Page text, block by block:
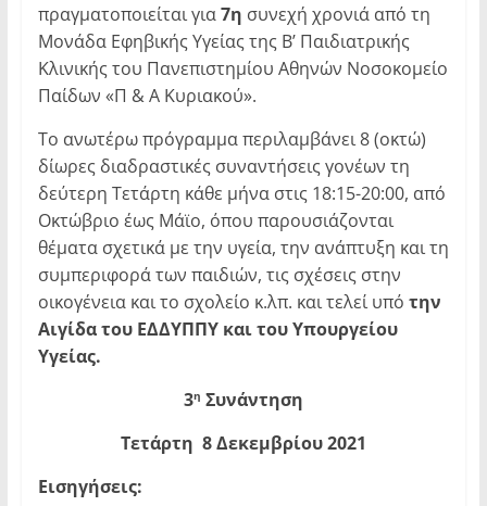
πραγματοποιείται για7η συνεχή χρονιά από τη
Μονάδα Εφηβικής Υγείας της Β’ Παιδιατρικής
Κλινικής του Πανεπιστημίου Αθηνών Νοσοκομείο
Παίδων «Π & Α Κυριακού».
Το ανωτέρω πρόγραμμα περιλαμβάνει 8 (οκτώ)
δίωρες διαδραστικές συναντήσεις γονέων τη
δεύτερη Τετάρτη κάθε μήνα στις 18:15-20:00, από
Οκτώβριο έως Μάϊο, όπου παρουσιάζονται
θέματα σχετικά με την υγεία, την ανάπτυξη και τη
συμπεριφορά των παιδιών, τις σχέσεις στην
οικογένεια και το σχολείο κ.λπ. και τελεί υπό την
Αιγίδα του ΕΔΔΥΠΠΥ και του Υπουργείου
Υγείας.
3η Συνάντηση
Τετάρτη 8 Δεκεμβρίου 2021
Εισηγήσεις: